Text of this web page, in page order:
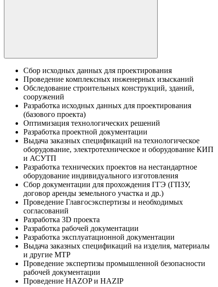
Сбор исходных данных для проектирования
Проведение комплексных инженерных изысканий
Обследование строительных конструкций, зданий,
сооружений
Разработка исходных данных для проектирования
(базового проекта)
Оптимизация технологических решений
Разработка проектной документации
Выдача заказных спецификаций на технологическое
оборудование, электротехническое и оборудование КИП
и АСУТП
Разработка технических проектов на нестандартное
оборудование индивидуального изготовления
Сбор документации для прохождения ГГЭ (ГПЗУ,
договор аренды земельного участка и др.)
Проведение Главгосэкспертизы и необходимых
согласований
Разработка 3D проекта
Разработка рабочей документации
Разработка эксплуатационной документации
Выдача заказных спецификаций на изделия, материалы
и другие МТР
Проведение экспертизы промышленной безопасности
рабочей документации
Проведение НAZOP и HAZIP